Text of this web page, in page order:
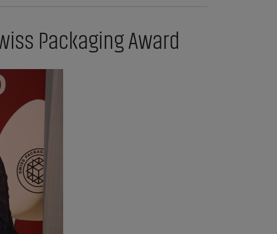
Packaging Award